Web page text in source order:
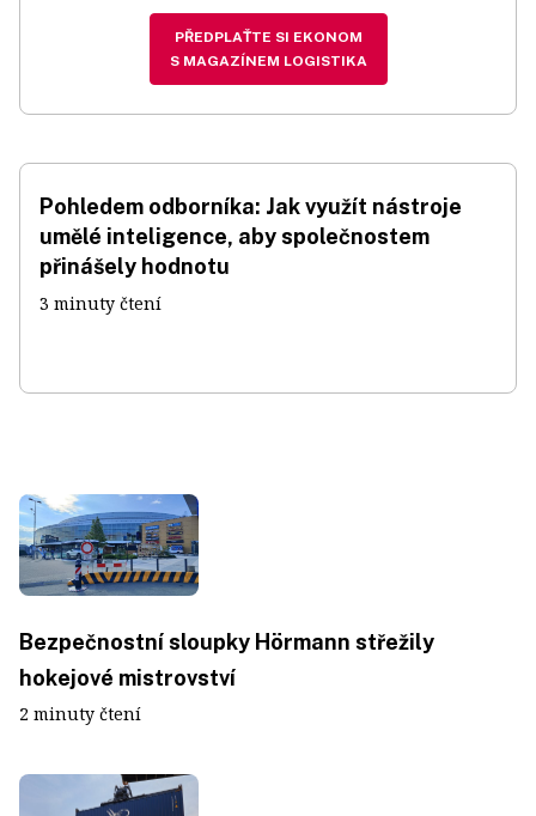
PŘEDPLAŤTE SI EKONOM
S MAGAZÍNEM LOGISTIKA
Pohledem odborníka: Jak využít nástroje
umělé inteligence, aby společnostem
přinášely hodnotu
3 minuty čtení
Bezpečnostní sloupky Hörmann střežily
hokejové mistrovství
2 minuty čtení